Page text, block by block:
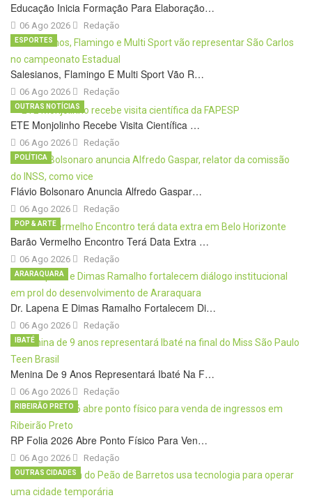
Educação Inicia Formação Para Elaboração…
06 Ago 2026 Redação
Salesianos, Flamingo E Multi Sport Vão R…
06 Ago 2026
ESPORTES
Redação
ETE Monjolinho Recebe Visita Científica …
06 Ago 2026
OUTRAS NOTÍCIAS
Redação
Flávio Bolsonaro Anuncia Alfredo Gaspar…
06 Ago 2026
POLÍTICA
Redação
Barão Vermelho Encontro Terá Data Extra …
06 Ago 2026
POP & ARTE
Redação
Dr. Lapena E Dimas Ramalho Fortalecem Di…
06 Ago 2026
ARARAQUARA
Redação
Menina De 9 Anos Representará Ibaté Na F…
06 Ago 2026
IBATÉ
Redação
RP Folia 2026 Abre Ponto Físico Para Ven…
06 Ago 2026
RIBEIRÃO PRETO
Redação
OUTRAS CIDADES